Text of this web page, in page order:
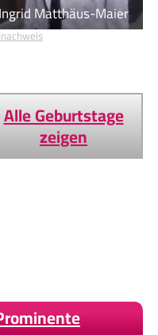
Ingrid Matthäus-Maier
Alle Geburtstage
zeigen